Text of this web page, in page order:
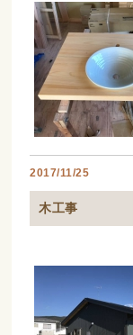
2017/11/25
木工事